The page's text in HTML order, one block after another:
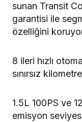
sunan Transit
garantisi ile
özelliğini
8 ileri hızlı
sınırsız
1.5L 100PS ve
emisyon